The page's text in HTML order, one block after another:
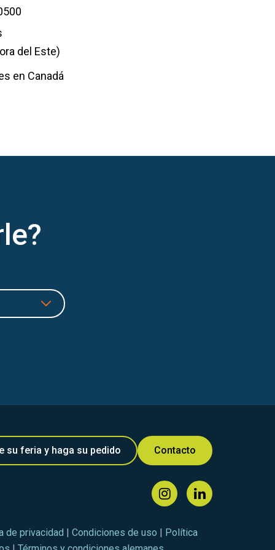
del Este)
en Canadá
su feria y haga su pedido Contacto
de privacidad | Condiciones de uso | Política